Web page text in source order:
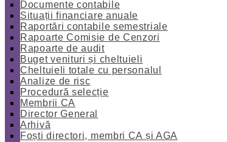
Documente contabile
Situații financiare anuale
Raportări contabile semestriale
Rapoarte Comisie de Cenzori
Rapoarte de audit
Buget venituri și cheltuieli
Cheltuieli totale cu personalul
Analize de risc
Procedură selecție
Membrii CA
Director General
Arhivă
Foști directori, membri CA și AGA